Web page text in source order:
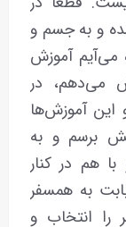
و به جسم و
آموزش
می‌دهم، در
آموزش‌ها
برسم و به
هم در کنار
به همسفر
را انتخاب و